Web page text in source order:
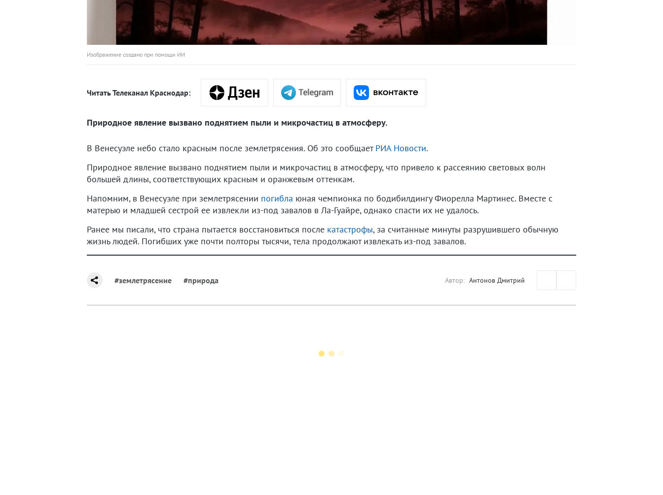
Изображение создано при помощи ИИ
Читать Телеканал Краснодар:
Природное явление вызвано поднятием пыли и микрочастиц в атмосферу.
В Венесуэле небо стало красным после землетрясения. Об это сообщаетРИА Новости.
Природное явление вызвано поднятием пыли и микрочастиц в атмосферу, что привело к рассеянию световых волн
большей длины, соответствующих красным и оранжевым оттенкам.
Напомним, в Венесуэле при землетрясении погибла юная чемпионка по бодибилдингу Фиорелла Мартинес. Вместе с
матерью и младшей сестрой ее извлекли из-под завалов в Ла-Гуайре, однако спасти их не удалось.
Ранее мы писали, что страна пытается восстановиться после катастрофы, за считанные минуты разрушившего обычную
жизнь людей. Погибших уже почти полторы тысячи, тела продолжают извлекать из-под завалов.
#землетрясение #природа Автор: Антонов Дмитрий